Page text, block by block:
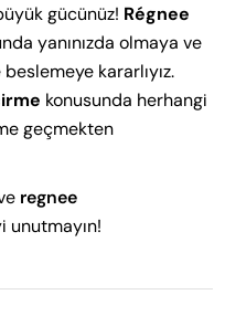
gücünüz! Régnee
yanınızda olmaya ve
kararlıyız.
konusunda herhangi
geçmekten
regnee
unutmayın!